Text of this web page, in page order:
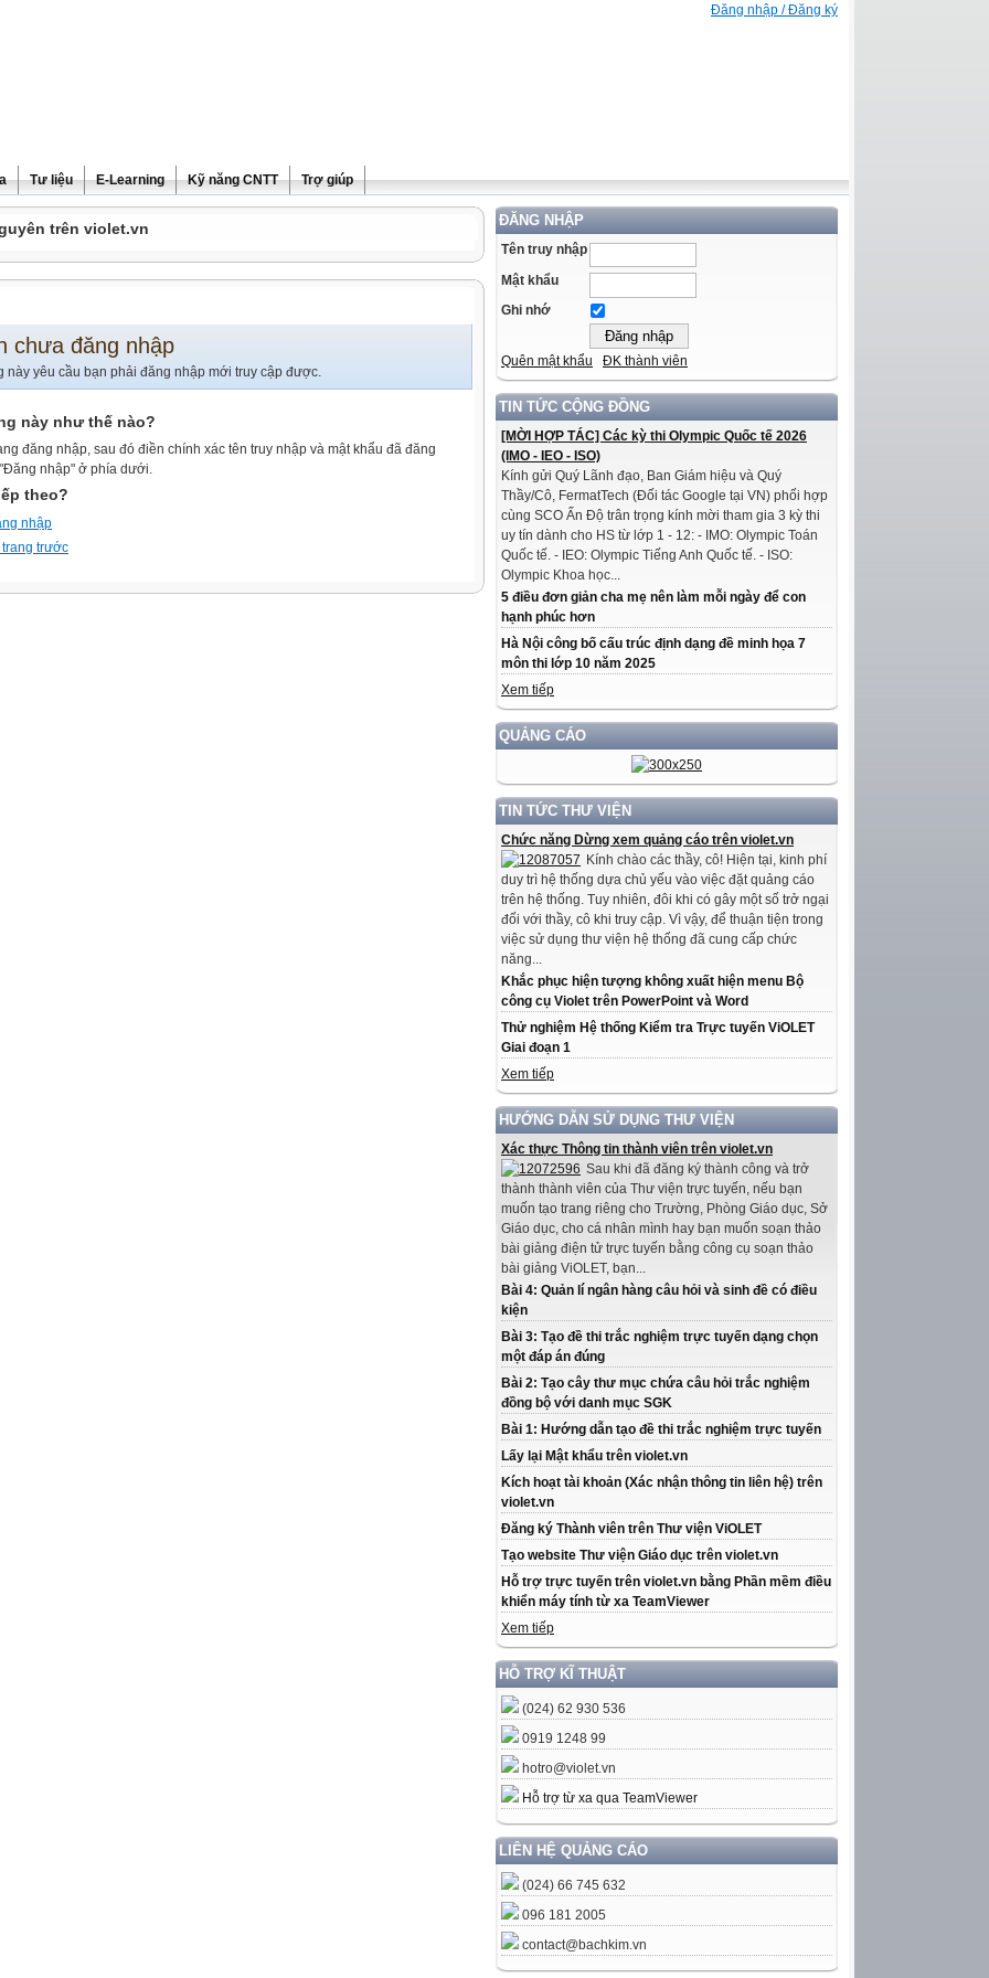
Đăng nhập / Đăng ký
Tư liệu E-Learning Kỹ năng CNTT Trợ giúp
ĐĂNG NHẬP
Tên truy nhập
Mật khẩu
Ghi nhớ
Quên mật khẩu ĐK thành viên
TIN TỨC CỘNG ĐỒNG
[MỜI HỢP TÁC] Các kỳ thi Olympic Quốc tế 2026
(IMO - IEO - ISO)
Kính gửi Quý Lãnh đạo, Ban Giám hiệu và Quý
Thầy/Cô, FermatTech (Đối tác Google tại VN) phối hợp
cùng SCO Ấn Độ trân trọng kính mời tham gia 3 kỳ thi
uy tín dành cho HS từ lớp 1 - 12: - IMO: Olympic Toán
Quốc tế. - IEO: Olympic Tiếng Anh Quốc tế. - ISO:
Olympic Khoa học...
5 điều đơn giản cha mẹ nên làm mỗi ngày để con
hạnh phúc hơn
Hà Nội công bố cấu trúc định dạng đề minh họa 7
môn thi lớp 10 năm 2025
Xem tiếp
QUẢNG CÁO
TIN TỨC THƯ VIỆN
Chức năng Dừng xem quảng cáo trên violet.vn
Kính chào các thầy, cô! Hiện tại, kinh phí
duy trì hệ thống dựa chủ yếu vào việc đặt quảng cáo
trên hệ thống. Tuy nhiên, đôi khi có gây một số trở ngại
đối với thầy, cô khi truy cập. Vì vậy, để thuận tiện trong
việc sử dụng thư viện hệ thống đã cung cấp chức
năng...
Khắc phục hiện tượng không xuất hiện menu Bộ
công cụ Violet trên PowerPoint và Word
Thử nghiệm Hệ thống Kiểm tra Trực tuyến ViOLET
Giai đoạn 1
Xem tiếp
HƯỚNG DẪN SỬ DỤNG THƯ VIỆN
Xác thực Thông tin thành viên trên violet.vn
Sau khi đã đăng ký thành công và trở
thành thành viên của Thư viện trực tuyến, nếu bạn
muốn tạo trang riêng cho Trường, Phòng Giáo dục, Sở
Giáo dục, cho cá nhân mình hay bạn muốn soạn thảo
bài giảng điện tử trực tuyến bằng công cụ soạn thảo
bài giảng ViOLET, bạn...
Bài 4: Quản lí ngân hàng câu hỏi và sinh đề có điều
kiện
Bài 3: Tạo đề thi trắc nghiệm trực tuyến dạng chọn
một đáp án đúng
Bài 2: Tạo cây thư mục chứa câu hỏi trắc nghiệm
đồng bộ với danh mục SGK
Bài 1: Hướng dẫn tạo đề thi trắc nghiệm trực tuyến
Lấy lại Mật khẩu trên violet.vn
Kích hoạt tài khoản (Xác nhận thông tin liên hệ) trên
violet.vn
Đăng ký Thành viên trên Thư viện ViOLET
Tạo website Thư viện Giáo dục trên violet.vn
Hỗ trợ trực tuyến trên violet.vn bằng Phần mềm điều
khiển máy tính từ xa TeamViewer
Xem tiếp
HỖ TRỢ KĨ THUẬT
(024) 62 930 536
0919 1248 99
hotro@violet.vn
Hỗ trợ từ xa qua TeamViewer
LIÊN HỆ QUẢNG CÁO
(024) 66 745 632
096 181 2005
contact@bachkim.vn
trên violet.vn
chưa đăng nhập
này yêu cầu bạn phải đăng nhập mới truy cập được.
này như thế nào?
đăng nhập, sau đó điền chính xác tên truy nhập và mật khẩu đã đăng
nhập" ở phía dưới.
theo?
nhập
trước